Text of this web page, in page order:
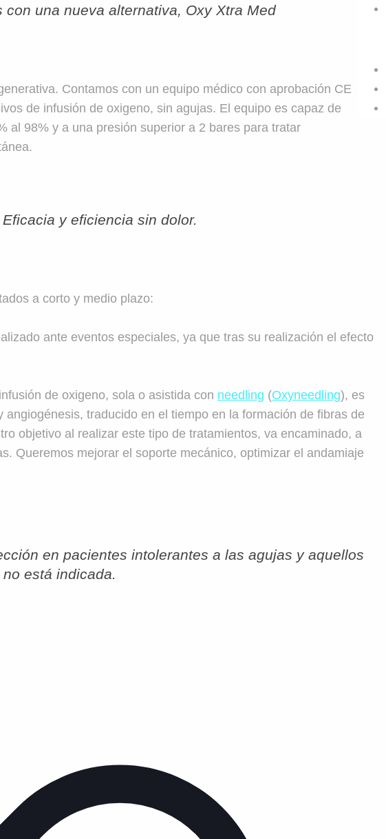
una nueva alternativa, Oxy Xtra Med
Contamos con un equipo médico con aprobación CE
de infusión de oxigeno, sin agujas. El equipo es capaz de
al 98% y a una presión superior a 2 bares para tratar
y eficiencia sin dolor.
a corto y medio plazo:
ante eventos especiales, ya que tras su realización el efecto
de oxigeno, sola o asistida con needling (Oxyneedling), es
traducido en el tiempo en la formación de fibras de
objetivo al realizar este tipo de tratamientos, va encaminado, a
Queremos mejorar el soporte mecánico, optimizar el andamiaje
en pacientes intolerantes a las agujas y aquellos
está indicada.